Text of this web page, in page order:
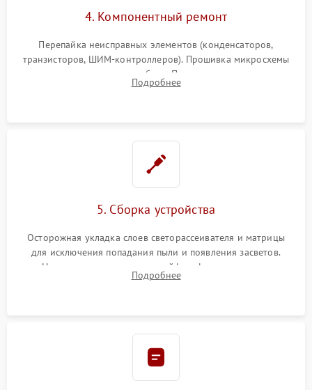
4. Компонентный ремонт
Перепайка неисправных элементов (конденсаторов,
транзисторов, ШИМ-контроллеров). Прошивка микросхемы
памяти при программных сбоях. При поломке подсветки —
разборка матрицы и замена выгоревших светодиодов.
Подробнее
5. Сборка устройства
Осторожная укладка слоев светорассеивателя и матрицы
для исключения попадания пыли и появления засветов.
Надежное подключение шлейфов, фиксация плат и
аккуратное защелкивание пластикового корпуса монитора.
Подробнее